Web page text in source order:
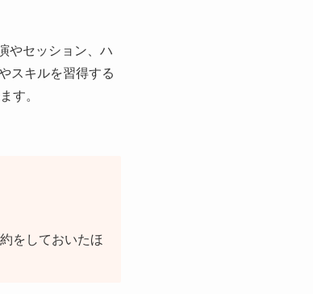
やセッション、ハ
スキルを習得する
す。
をしておいたほ